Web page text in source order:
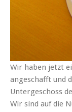
Wir haben jetzt
angeschafft und
Untergeschoss
Wir sind auf die